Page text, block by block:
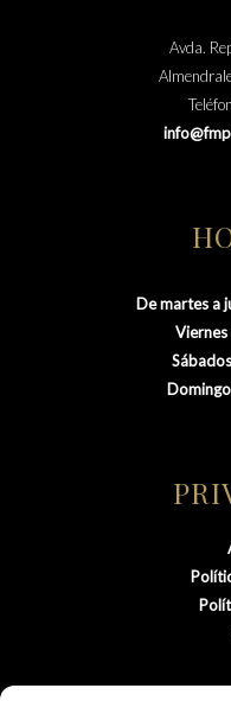
Avda.
De martes a
Viernes
Sábados